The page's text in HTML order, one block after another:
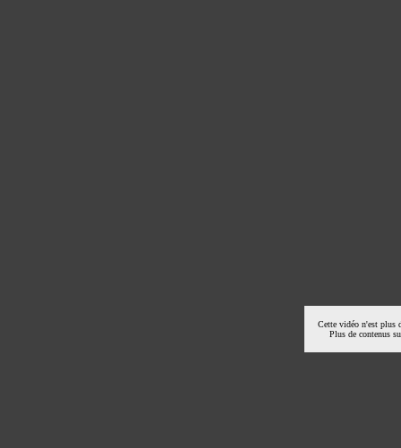
Cette vidéo n'est plus
Plus de contenus